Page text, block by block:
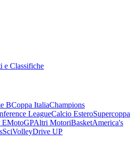
e Classifiche
BCoppa ItaliaChampions
LeagueCalcio EsteroSupercoppa
EMotoGPAltri MotoriBasketAmerica's
SciVolleyDrive UP